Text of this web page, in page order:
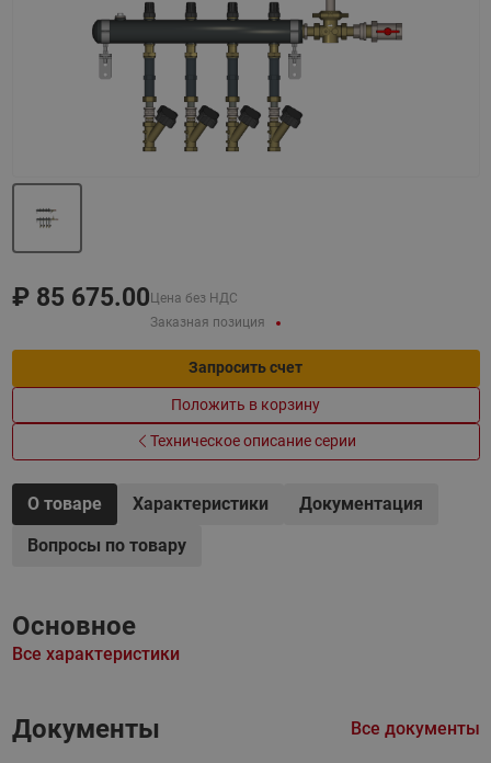
₽ 85 675.00 Цена без НДС
Заказная позиция
Запросить счет
Положить в корзину
Техническое описание серии
Назад
О товаре Характеристики
Документация
Вопросы по товару
Основное
Все характеристики
Документы Все документы